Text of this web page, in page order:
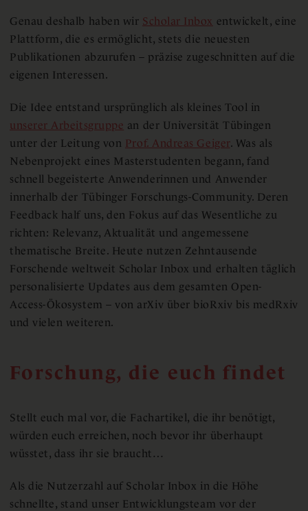
Genau deshalb haben wir Scholar Inbox entwickelt, eine
Plattform, die es ermöglicht, stets die neuesten
Publikationen abzurufen – präzise zugeschnitten auf die
eigenen Interessen.
Die Idee entstand ursprünglich als kleines Tool in
unserer Arbeitsgruppe an der Universität Tübingen
unter der Leitung von Prof. Andreas Geiger. Was als
Nebenprojekt eines Masterstudenten begann, fand
schnell begeisterte Anwenderinnen und Anwender
innerhalb der Tübinger Forschungs-Community. Deren
Feedback half uns, den Fokus auf das Wesentliche zu
richten: Relevanz, Aktualität und angemessene
thematische Breite. Heute nutzen Zehntausende
Forschende weltweit Scholar Inbox und erhalten täglich
personalisierte Updates aus dem gesamten Open-
Access-Ökosystem – von arXiv über bioRxiv bis medRxiv
und vielen weiteren.
Forschung, die euch findet
Stellt euch mal vor, die Fachartikel, die ihr benötigt,
würden euch erreichen, noch bevor ihr überhaupt
wüsstet, dass ihr sie braucht…
Als die Nutzerzahl auf Scholar Inbox in die Höhe
schnellte, stand unser Entwicklungsteam vor der